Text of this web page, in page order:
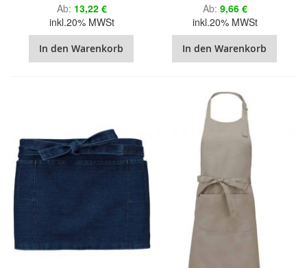
Ab 13,22 €
inkl.20% MWSt
In den Warenkorb
Ab 9,66 €
inkl.20% MWSt
In den Warenkorb